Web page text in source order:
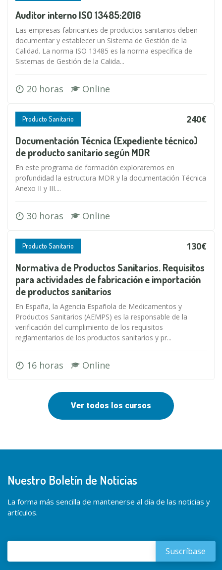
Auditor interno ISO 13485:2016
Las empresas fabricantes de productos sanitarios deben
documentar y establecer un Sistema de Gestión de la
Calidad. La norma ISO 13485 es la norma específica de
Sistemas de Gestión de la Calida...
20 horas Online
Producto Sanitario 240€
Documentación Técnica (Expediente técnico)
de producto sanitario según MDR
En este programa de formación exploraremos en
profundidad la estructura MDR y la documentación Técnica
Anexo II y III....
30 horas Online
Producto Sanitario 130€
Normativa de Productos Sanitarios. Requisitos
para actividades de fabricación e importación
de productos sanitarios
En España, la Agencia Española de Medicamentos y
Productos Sanitarios (AEMPS) es la responsable de la
verificación del cumplimiento de los requisitos
reglamentarios de los productos sanitarios y pr...
16 horas Online
Ver todos los cursos
Nuestro Boletín de Noticias
La forma más sencilla de mantenerse al día de las noticias y
artículos.